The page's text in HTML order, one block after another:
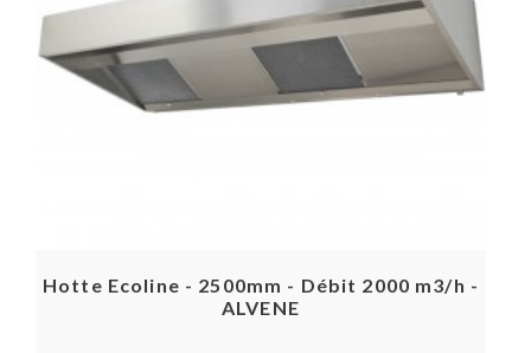
Hotte Ecoline - 2500mm - Débit 2000 m3/h -
ALVENE